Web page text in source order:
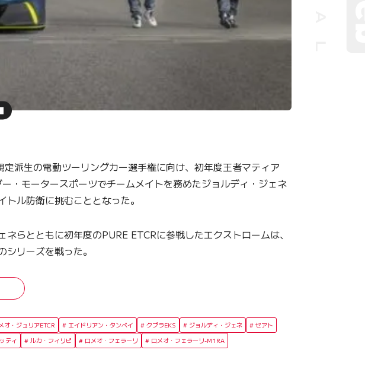
派生の電動ツーリングカー選手権に向け、初年度王者マティア
・モータースポーツでチームメイトを務めたジョルディ・ジェネ
ル防衛に挑むこととなった。
とともに初年度のPURE ETCRに参戦したエクストロームは、
リーズを戦った。
オ・ジュリアETCR エイドリアン・タンベイ クプラEKS ジョルディ・ジェネ
セアト
ティ ルカ・フィリピ ロメオ・フェラーリ ロメオ・フェラーリ-M1RA